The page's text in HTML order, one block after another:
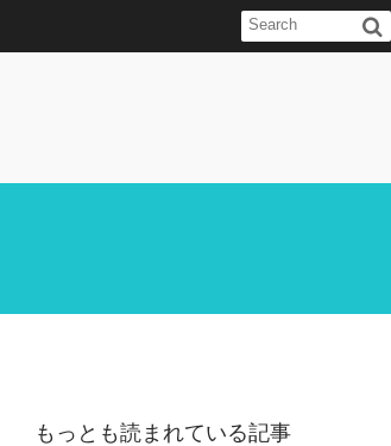
もっとも読まれている記事